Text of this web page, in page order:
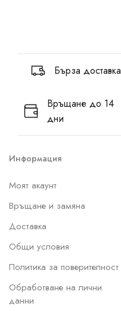
Бърза доставка
Връщане до 14
дни
Информация
Моят акаунт
Връщане и замяна
Доставка
Общи условия
Политика за поверителност
Обработване на лични
данни